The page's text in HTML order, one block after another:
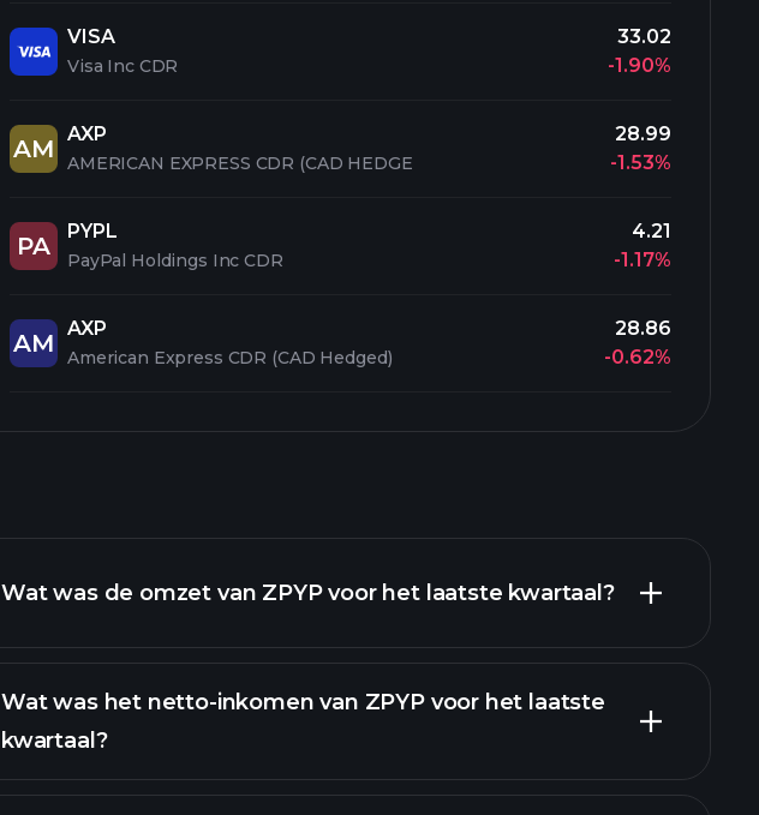
VISA
Visa Inc CDR
33.02
-1.90%
AM
AXP
AMERICAN EXPRESS CDR (CAD HEDGE
28.99
-1.53%
PA
PYPL
PayPal Holdings Inc CDR
4.21
-1.17%
AM
AXP
American Express CDR (CAD Hedged)
28.86
-0.62%
Wat was de omzet van ZPYP voor het laatste kwartaal?
financiële rapporten
Wat was het netto-inkomen van ZPYP voor het laatste
kwartaal?